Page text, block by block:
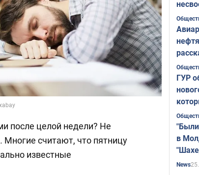
после целой недели? Не
Многие считают, что пятницу
известные
ГУР
в
News